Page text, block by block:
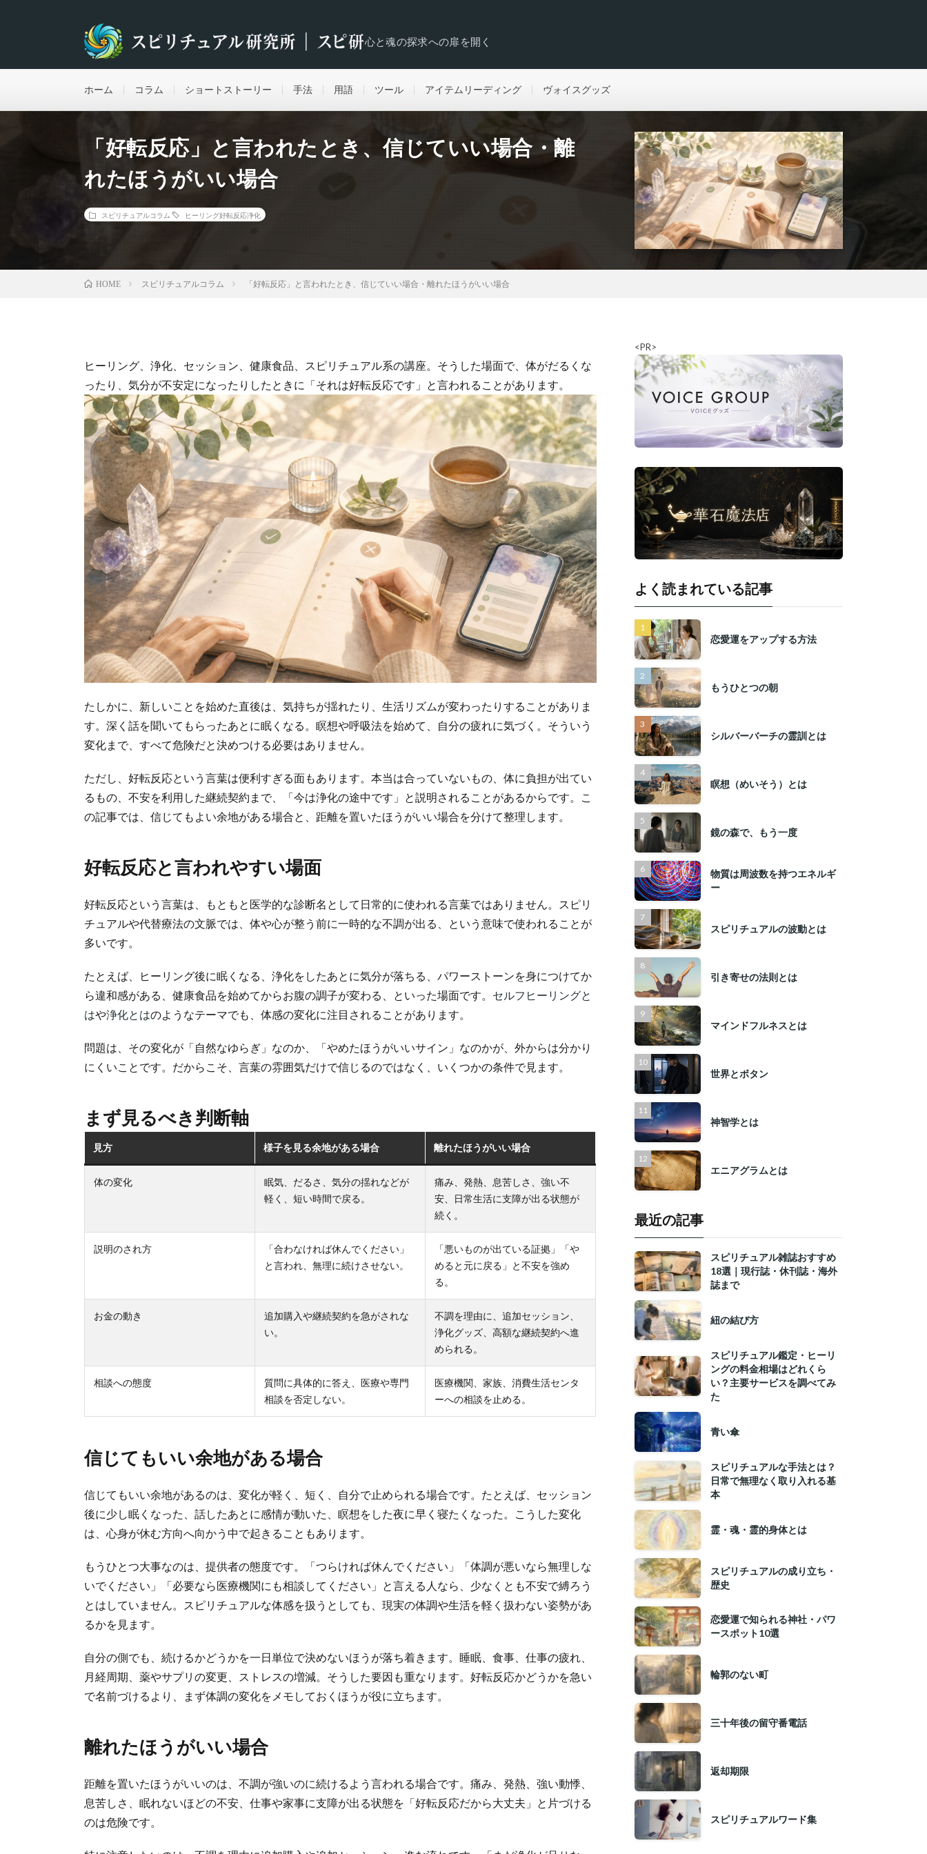
心と魂の探求への扉を開く
ホーム コラム ショートストーリー 手法 用語 ツール アイテムリーディング ヴォイスグッズ
「好転反応」と言われたとき、信じていい場合・離
れたほうがいい場合
スピリチュアルコラム ヒーリング好転反応浄化
HOME スピリチュアルコラム 「好転反応」と言われたとき、信じていい場合・離れたほうがいい場合
ヒーリング、浄化、セッション、健康食品、スピリチュアル系の講座。そうした場面で、体がだるくな
ったり、気分が不安定になったりしたときに「それは好転反応です」と言われることがあります。
たしかに、新しいことを始めた直後は、気持ちが揺れたり、生活リズムが変わったりすることがありま
す。深く話を聞いてもらったあとに眠くなる。瞑想や呼吸法を始めて、自分の疲れに気づく。そういう
変化まで、すべて危険だと決めつける必要はありません。
ただし、好転反応という言葉は便利すぎる面もあります。本当は合っていないもの、体に負担が出てい
るもの、不安を利用した継続契約まで、「今は浄化の途中です」と説明されることがあるからです。こ
の記事では、信じてもよい余地がある場合と、距離を置いたほうがいい場合を分けて整理します。
好転反応と言われやすい場面
好転反応という言葉は、もともと医学的な診断名として日常的に使われる言葉ではありません。スピリ
チュアルや代替療法の文脈では、体や心が整う前に一時的な不調が出る、という意味で使われることが
多いです。
たとえば、ヒーリング後に眠くなる、浄化をしたあとに気分が落ちる、パワーストーンを身につけてか
ら違和感がある、健康食品を始めてからお腹の調子が変わる、といった場面です。 セルフヒーリングと
はや浄化とはのようなテーマでも、体感の変化に注目されることがあります。
問題は、その変化が「自然なゆらぎ」なのか、「やめたほうがいいサイン」なのかが、外からは分かり
にくいことです。だからこそ、言葉の雰囲気だけで信じるのではなく、いくつかの条件で見ます。
まず見るべき判断軸
見方 様子を見る余地がある場合 離れたほうがいい場合
体の変化
眠気、だるさ、気分の揺れなどが
軽く、短い時間で戻る。
痛み、発熱、息苦しさ、強い不
安、日常生活に支障が出る状態が
続く。
説明のされ方
「合わなければ休んでください」
と言われ、無理に続けさせない。
「悪いものが出ている証拠」「や
めると元に戻る」と不安を強め
る。
お金の動き
追加購入や継続契約を急がされな
い。
不調を理由に、追加セッション、
浄化グッズ、高額な継続契約へ進
められる。
相談への態度
質問に具体的に答え、医療や専門
相談を否定しない。
医療機関、家族、消費生活センタ
ーへの相談を止める。
信じてもいい余地がある場合
信じてもいい余地があるのは、変化が軽く、短く、自分で止められる場合です。たとえば、セッション
後に少し眠くなった、話したあとに感情が動いた、瞑想をした夜に早く寝たくなった。こうした変化
は、心身が休む方向へ向かう中で起きることもあります。
もうひとつ大事なのは、提供者の態度です。「つらければ休んでください」「体調が悪いなら無理しな
いでください」「必要なら医療機関にも相談してください」と言える人なら、少なくとも不安で縛ろう
とはしていません。スピリチュアルな体感を扱うとしても、現実の体調や生活を軽く扱わない姿勢があ
るかを見ます。
自分の側でも、続けるかどうかを一日単位で決めないほうが落ち着きます。睡眠、食事、仕事の疲れ、
月経周期、薬やサプリの変更、ストレスの増減。そうした要因も重なります。好転反応かどうかを急い
で名前づけるより、まず体調の変化をメモしておくほうが役に立ちます。
離れたほうがいい場合
距離を置いたほうがいいのは、不調が強いのに続けるよう言われる場合です。痛み、発熱、強い動悸、
息苦しさ、眠れないほどの不安、仕事や家事に支障が出る状態を「好転反応だから大丈夫」と片づける
のは危険です。
<PR>
よく読まれている記事
恋愛運をアップする方法
もうひとつの朝
シルバーバーチの霊訓とは
瞑想（めいそう）とは
鏡の森で、もう一度
物質は周波数を持つエネルギ
ー
スピリチュアルの波動とは
引き寄せの法則とは
マインドフルネスとは
世界とボタン
神智学とは
エニアグラムとは
最近の記事
スピリチュアル雑誌おすすめ
18選｜現行誌・休刊誌・海外
誌まで
紐の結び方
スピリチュアル鑑定・ヒーリ
ングの料金相場はどれくら
い？主要サービスを調べてみ
た
青い傘
スピリチュアルな手法とは？
日常で無理なく取り入れる基
本
霊・魂・霊的身体とは
スピリチュアルの成り立ち・
歴史
恋愛運で知られる神社・パワ
ースポット10選
輪郭のない町
三十年後の留守番電話
返却期限
スピリチュアルワード集